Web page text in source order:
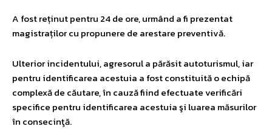
A fost reținut pentru 24 de ore, urmând a fi prezentat
magistraților cu propunere de arestare preventivă.
Ulterior incidentului, agresorul a părăsit autoturismul, iar
pentru identificarea acestuia a fost constituită o echipă
complexă de căutare, în cauză fiind efectuate verificări
specifice pentru identificarea acestuia şi luarea măsurilor
în consecinţă.